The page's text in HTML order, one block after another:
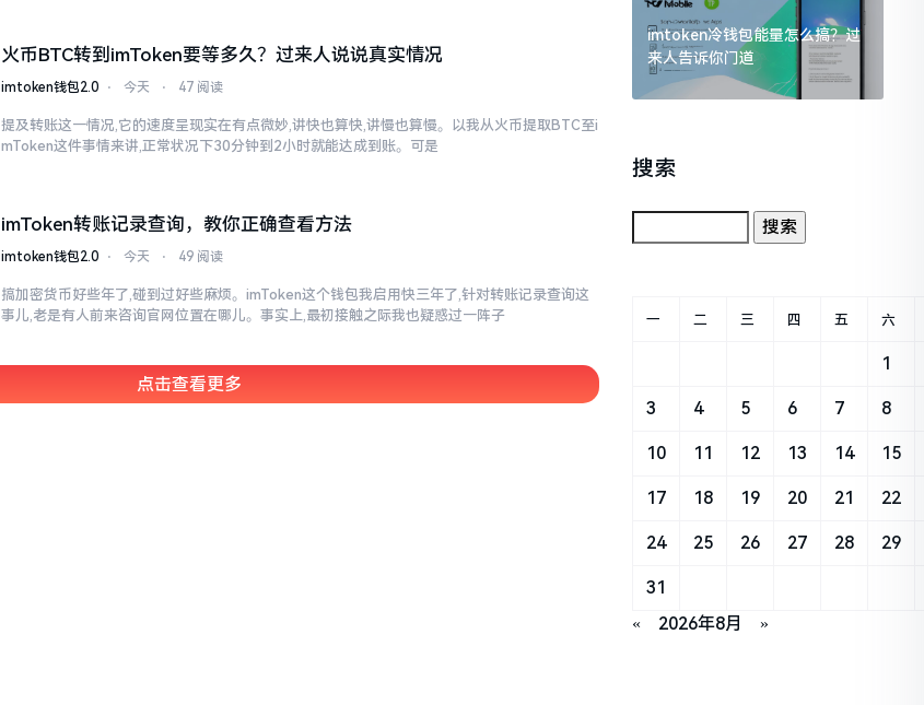
火币BTC转到imToken要等多久？过来人说说真实情况
imtoken钱包2.0 ⋅ 今天 ⋅ 47 阅读
提及转账这一情况,它的速度呈现实在有点微妙,讲快也算快,讲慢也算慢。以我从火币提取BTC至i
mToken这件事情来讲,正常状况下30分钟到2小时就能达成到账。可是
imToken转账记录查询，教你正确查看方法
imtoken钱包2.0 ⋅ 今天 ⋅ 49 阅读
搞加密货币好些年了,碰到过好些麻烦。imToken这个钱包我启用快三年了,针对转账记录查询这
事儿,老是有人前来咨询官网位置在哪儿。事实上,最初接触之际我也疑惑过一阵子
点击查看更多
imtoken冷钱包能量怎么搞？过
来人告诉你门道
搜索
« 2026年8月 »
一 二 三 四 五 六
1
3 4 5 6 7 8
10 11 12 13 14 15
17 18 19 20 21 22
24 25 26 27 28 29
31